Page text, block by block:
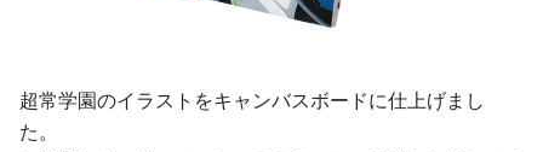
超常学園のイラストをキャンバスボードに仕上げまし
た。